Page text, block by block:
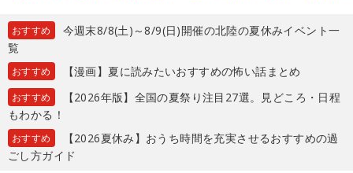
おすすめ
今週末8/8(土)～8/9(日)開催の北陸の夏休みイベント一
覧
おすすめ 【漫画】夏に読みたいおすすめの怖い話まとめ
おすすめ
【2026年版】全国の夏祭り注目27選。見どころ・日程
もわかる！
おすすめ
【2026夏休み】おうち時間を充実させるおすすめの過
ごし方ガイド